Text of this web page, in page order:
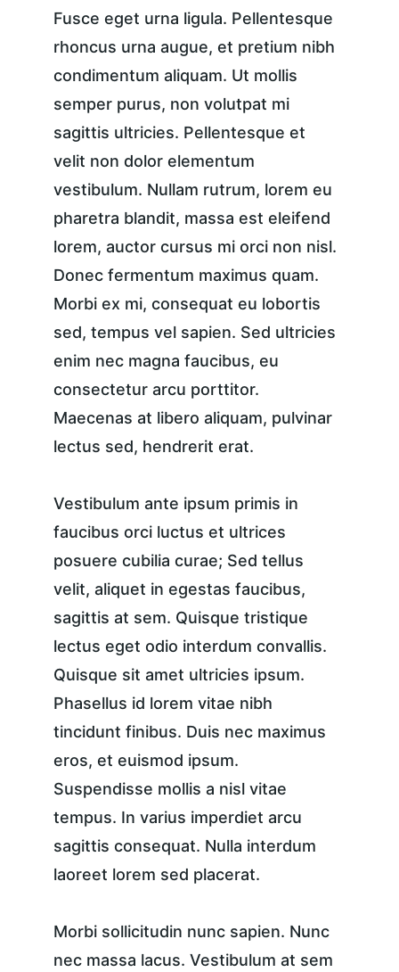
Fusce eget urna ligula. Pellentesque
rhoncus urna augue, et pretium nibh
condimentum aliquam. Ut mollis
semper purus, non volutpat mi
sagittis ultricies. Pellentesque et
velit non dolor elementum
vestibulum. Nullam rutrum, lorem eu
pharetra blandit, massa est eleifend
lorem, auctor cursus mi orci non nisl.
Donec fermentum maximus quam.
Morbi ex mi, consequat eu lobortis
sed, tempus vel sapien. Sed ultricies
enim nec magna faucibus, eu
consectetur arcu porttitor.
Maecenas at libero aliquam, pulvinar
lectus sed, hendrerit erat.
Vestibulum ante ipsum primis in
faucibus orci luctus et ultrices
posuere cubilia curae; Sed tellus
velit, aliquet in egestas faucibus,
sagittis at sem. Quisque tristique
lectus eget odio interdum convallis.
Quisque sit amet ultricies ipsum.
Phasellus id lorem vitae nibh
tincidunt finibus. Duis nec maximus
eros, et euismod ipsum.
Suspendisse mollis a nisl vitae
tempus. In varius imperdiet arcu
sagittis consequat. Nulla interdum
laoreet lorem sed placerat.
Morbi sollicitudin nunc sapien. Nunc
nec massa lacus. Vestibulum at sem